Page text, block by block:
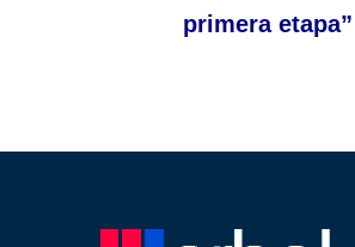
primera etapa”